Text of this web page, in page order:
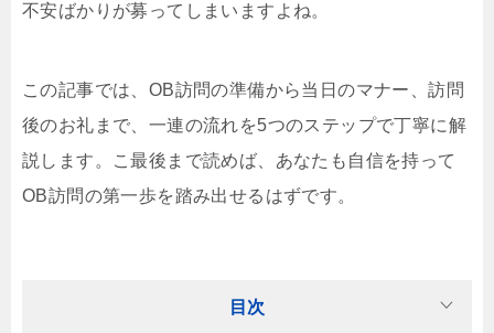
不安ばかりが募ってしまいますよね。
この記事では、OB訪問の準備から当日のマナー、訪問
後のお礼まで、一連の流れを5つのステップで丁寧に解
説します。こ最後まで読めば、あなたも自信を持って
OB訪問の第一歩を踏み出せるはずです。
目次